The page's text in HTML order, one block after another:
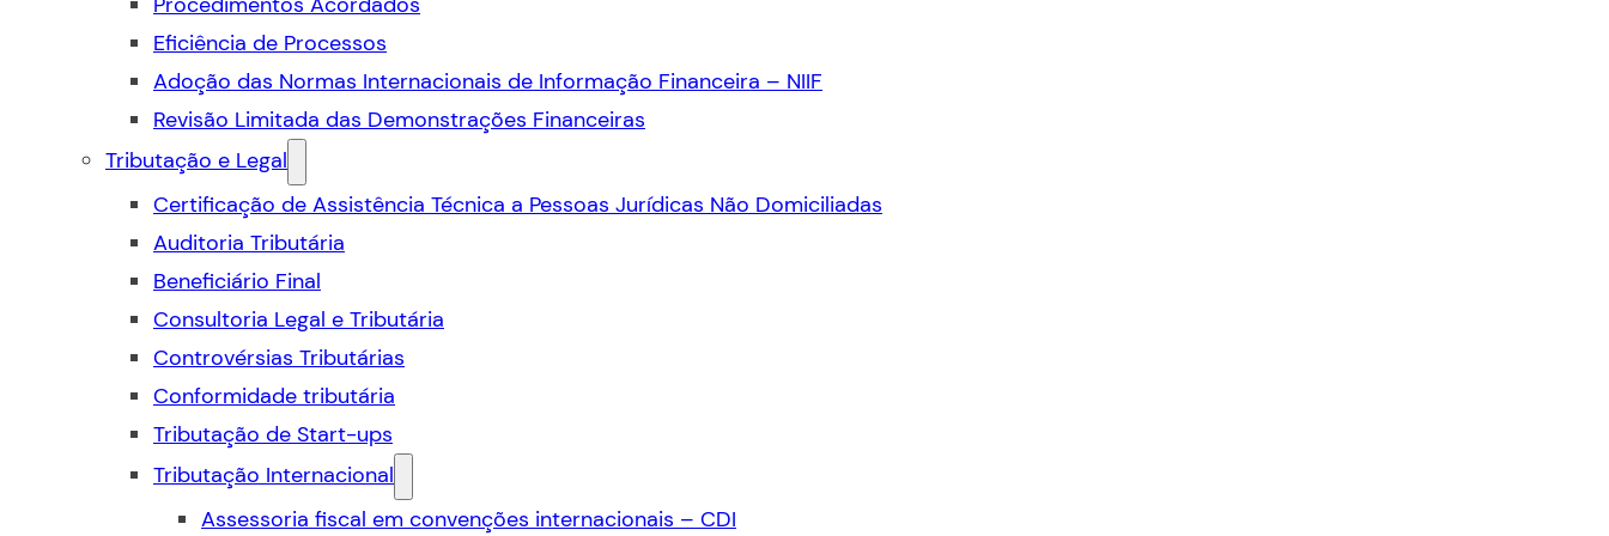
Eficiência de Processos
Adoção das Normas Internacionais de Informação Financeira – NIIF
Revisão Limitada das Demonstrações Financeiras
Tributação e Legal
Certificação de Assistência Técnica a Pessoas Jurídicas Não Domiciliadas
Auditoria Tributária
Beneficiário Final
Consultoria Legal e Tributária
Controvérsias Tributárias
Conformidade tributária
Tributação de Start-ups
Tributação Internacional
Assessoria fiscal em convenções internacionais – CDI